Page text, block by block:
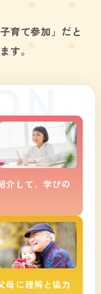
育て参加」だと
す。
介して、学びの
母に理解と協力